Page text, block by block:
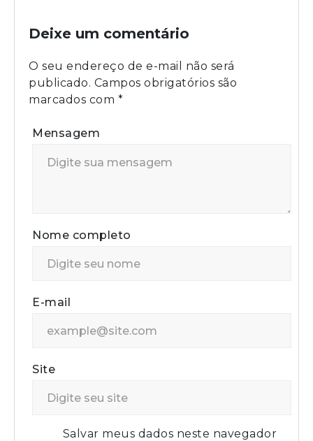
Deixe um comentário
O seu endereço de e-mail não será
publicado. Campos obrigatórios são
marcados com *
Mensagem
Nome completo
E-mail
Site
Salvar meus dados neste navegador